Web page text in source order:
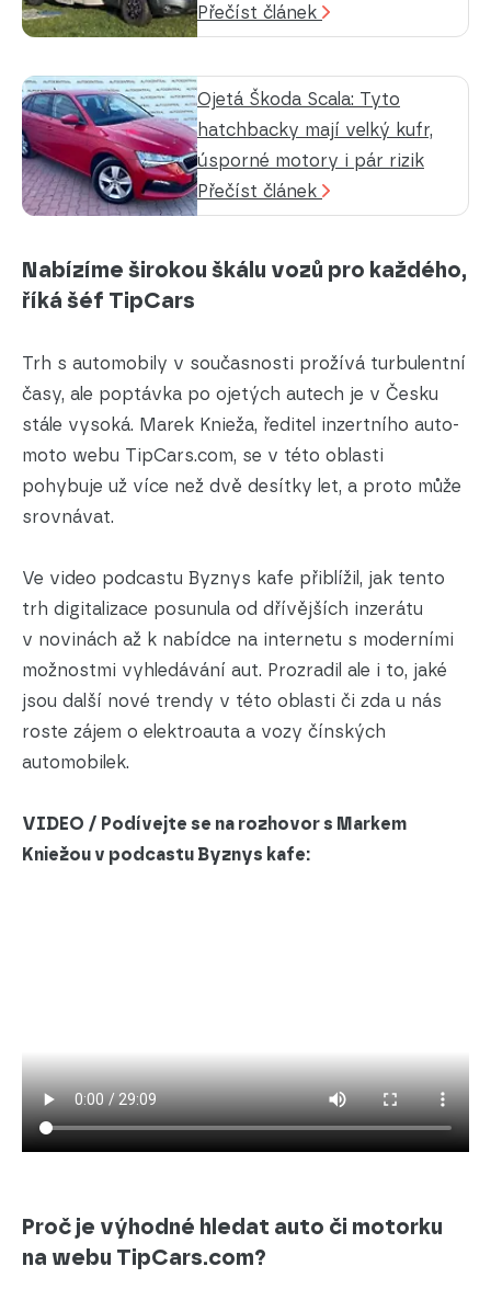
Přečíst článek
Ojetá Škoda Scala: Tyto
hatchbacky mají velký kufr,
úsporné motory i pár rizik
Přečíst článek
Nabízíme širokou škálu vozů pro každého,
říká šéf TipCars
Trh s automobily v současnosti prožívá turbulentní
časy, ale poptávka po ojetých autech je v Česku
stále vysoká. Marek Knieža, ředitel inzertního auto-
moto webu TipCars.com, se v této oblasti
pohybuje už více než dvě desítky let, a proto může
srovnávat.
Ve video podcastu Byznys kafe přiblížil, jak tento
trh digitalizace posunula od dřívějších inzerátu
v novinách až k nabídce na internetu s moderními
možnostmi vyhledávání aut. Prozradil ale i to, jaké
jsou další nové trendy v této oblasti či zda u nás
roste zájem o elektroauta a vozy čínských
automobilek.
VIDEO / Podívejte se na rozhovor s Markem
Kniežou v podcastu Byznys kafe:
Proč je výhodné hledat auto či motorku
na webu TipCars.com?